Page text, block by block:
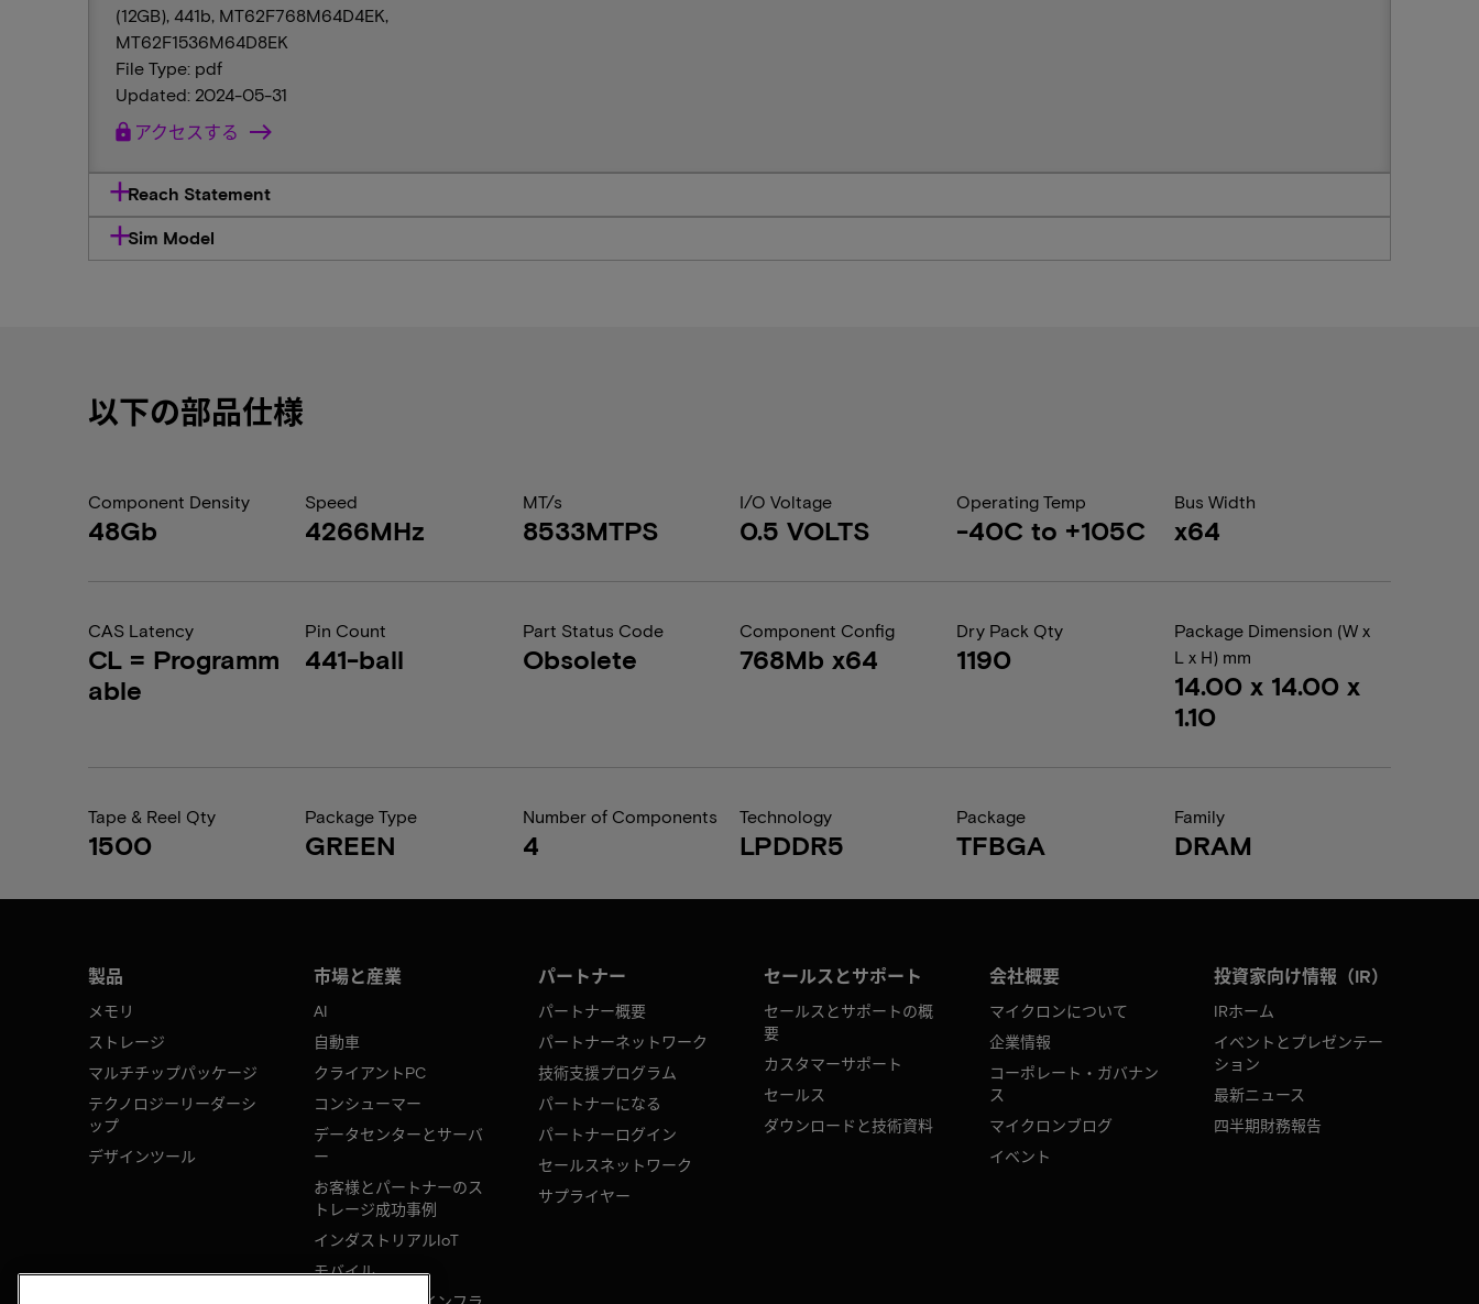
(12GB), 441b, MT62F768M64D4EK,
MT62F1536M64D8EK
File Type: pdf
Updated: 2024-05-31
lock アクセスする
Reach Statement
Sim Model
以下の部品仕様
Component Density
48Gb
Speed
4266MHz
MT/s
8533MTPS
I/O Voltage
0.5 VOLTS
Operating Temp
-40C to +105C
Bus Width
x64
CAS Latency
CL = Programm
able
Pin Count
441-ball
Part Status Code
Obsolete
Component Config
768Mb x64
Dry Pack Qty
1190
Package Dimension (W x
L x H) mm
14.00 x 14.00 x
1.10
Tape & Reel Qty
1500
Package Type
GREEN
Number of Components
4
Technology
LPDDR5
Package
TFBGA
Family
DRAM
製品
メモリ
ストレージ
マルチチップパッケージ
テクノロジーリーダーシ
ップ
デザインツール
市場と産業
AI
自動車
クライアントPC
コンシューマー
データセンターとサーバ
ー
お客様とパートナーのス
トレージ成功事例
インダストリアルIoT
モバイル
パートナー
パートナー概要
パートナーネットワーク
技術支援プログラム
パートナーになる
パートナーログイン
セールスネットワーク
サプライヤー
セールスとサポート
セールスとサポートの概
要
カスタマーサポート
セールス
ダウンロードと技術資料
会社概要
マイクロンについて
企業情報
コーポレート・ガバナン
ス
マイクロンブログ
イベント
投資家向け情報（IR）
IRホーム
イベントとプレゼンテー
ション
最新ニュース
四半期財務報告